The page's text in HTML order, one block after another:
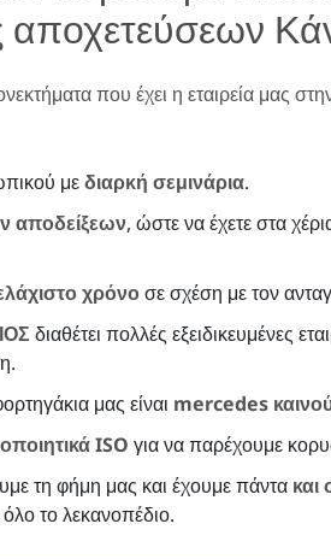
αποχετεύσεων
που έχει η εταιρεία μας
μεδιαρκή σεμινάρια.
αποδείξεων, ώστε να έχετε στα
χρόνοσε σχέση με τον
διαθέτει πολλές εξειδικευμένες
μας είναι mercedes
ISO για να παρέχουμε
τη φήμη μας και έχουμε πάντα και
το λεκανοπέδιο.